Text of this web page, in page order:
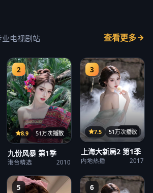
电视剧站 查看更多
2
15集
8.9 51万次播放
九份风暴 第1季
港台精选 2010
3
14集
7.5 51万次播放
上海大新局2 第1季
内地热播 2017
5 6